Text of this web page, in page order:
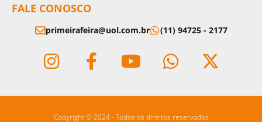
FALE CONOSCO
primeirafeira@uol.com.br (11) 94725 - 2177
Copyright © 2024 - Todos os direitos reservados